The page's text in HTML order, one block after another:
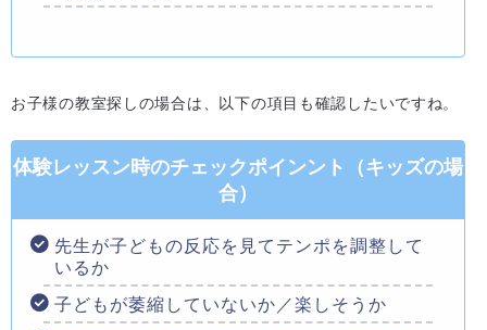
お子様の教室探しの場合は、以下の項目も確認したいですね。
体験レッスン時のチェックポインント（キッズの場
合）
先生が子どもの反応を見てテンポを調整して
いるか
子どもが萎縮していないか／楽しそうか